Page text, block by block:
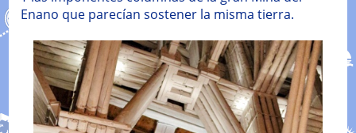
Enano que parecían sostener la misma tierra.